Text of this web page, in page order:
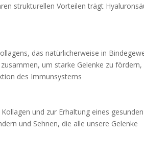
strukturellen Vorteilen trägt
das natürlicherweise in
um starke Gelenke zu fördern,
des Immunsystems
und zur Erhaltung eines gesunden
und Sehnen, die alle unsere Gelenke